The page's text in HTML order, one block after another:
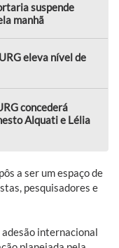
suspende
manhã
eleva nível de
concederá
Alquati e Lélia
a ser um espaço de
pesquisadores e
internacional